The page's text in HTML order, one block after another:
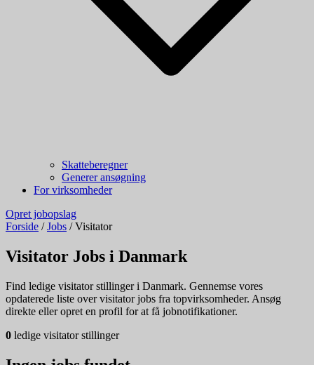
Skatteberegner
Generer ansøgning
For virksomheder
Opret jobopslag
Forside / Jobs / Visitator
Visitator Jobs i Danmark
Find ledige visitator stillinger i Danmark. Gennemse vores
opdaterede liste over visitator jobs fra topvirksomheder. Ansøg
direkte eller opret en profil for at få jobnotifikationer.
0 ledige visitator stillinger